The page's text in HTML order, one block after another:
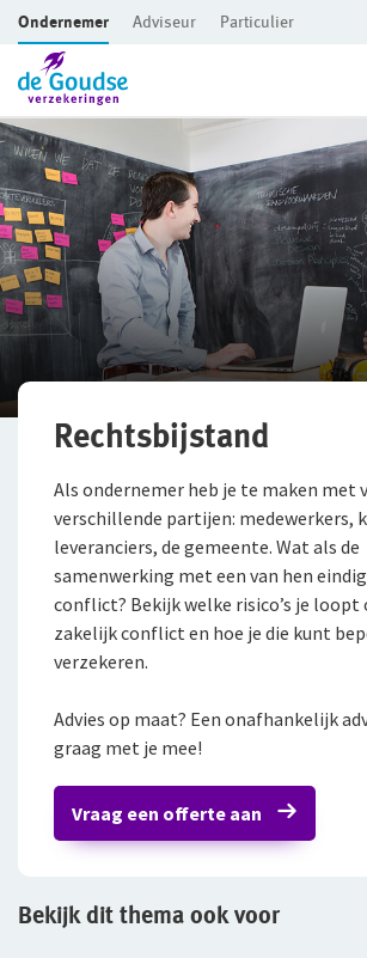
Ga direct naar de inhoud
Ondernemer Adviseur Particulier
Verzekeringen
Voor je bedrijf
CAR- en montageverzekering
Rechtsbijstandverzekering
Bedrijfsgebouwenverzekering
Inventaris/Goederen­verzekering
Bestelautoverzekering
Zakelijke personenautoverzekering
Voor je personeel
ZW-eigenrisicoverzekering
WIA Verzekering (WIA 0-tot-100 Plan)
Rechtsbijstand
Als ondernemer heb je te maken met
verschillende partijen: medewerkers,
leveranciers, de gemeente. Wat als de
samenwerking met een van hen
conflict? Bekijk welke risico’s je loopt
zakelijk conflict en hoe je die kunt
verzekeren.
Advies op maat? Een onafhankelijk
graag met je mee!
Vraag een offerte aan
Bekijk dit thema ook voor